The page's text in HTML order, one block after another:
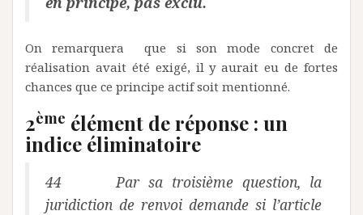
On remarquera que si son mode concret de
réalisation avait été exigé, il y aurait eu de fortes
chances que ce principe actif soit mentionné.
2ème élément de réponse : un
indice éliminatoire
44 Par sa troisième question, la
juridiction de renvoi demande si l’article